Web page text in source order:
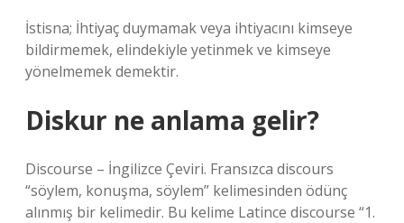
İstisna; İhtiyaç duymamak veya ihtiyacını kimseye
bildirmemek, elindekiyle yetinmek ve kimseye
yönelmemek demektir.
Diskur ne anlama gelir?
Discourse – İngilizce Çeviri. Fransızca discours
“söylem, konuşma, söylem” kelimesinden ödünç
alınmış bir kelimedir. Bu kelime Latince discourse “1.